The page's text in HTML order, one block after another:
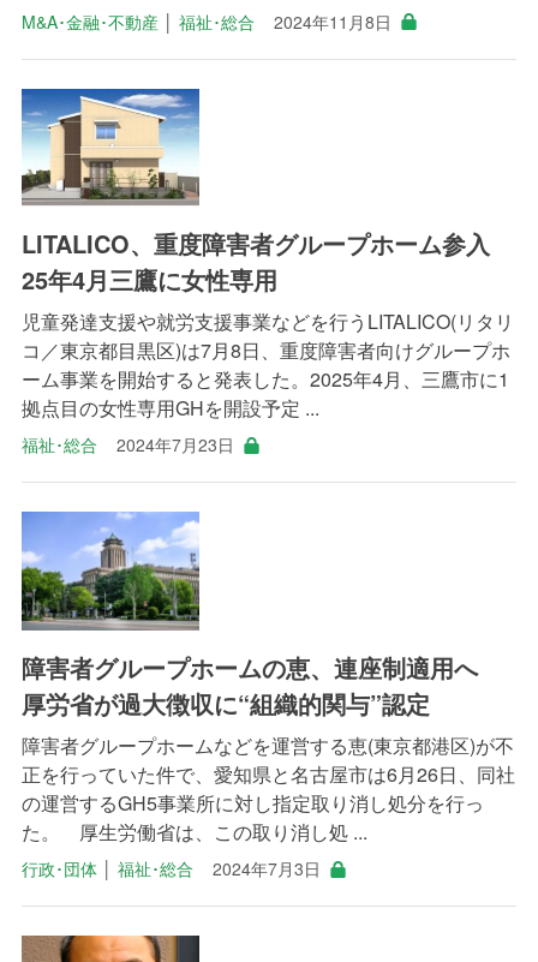
M&A･金融･不動産│ 福祉･総合 2024年11月8日
LITALICO、重度障害者グループホーム参入
25年4月三鷹に女性専用
児童発達支援や就労支援事業などを行うLITALICO(リタリ
コ／東京都目黒区)は7月8日、重度障害者向けグループホ
ーム事業を開始すると発表した。2025年4月、三鷹市に1
拠点目の女性専用GHを開設予定 ...
福祉･総合 2024年7月23日
障害者グループホームの恵、連座制適用へ
厚労省が過大徴収に“組織的関与”認定
障害者グループホームなどを運営する恵(東京都港区)が不
正を行っていた件で、愛知県と名古屋市は6月26日、同社
の運営するGH5事業所に対し指定取り消し処分を行っ
た。 厚生労働省は、この取り消し処 ...
行政･団体│ 福祉･総合 2024年7月3日